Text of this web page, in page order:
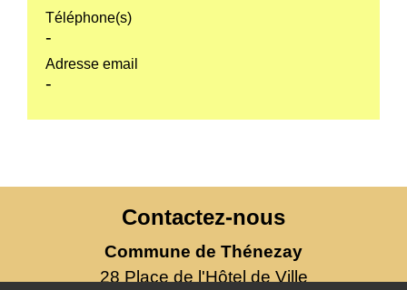
Téléphone(s)
-
Adresse email
-
Contactez-nous
Commune de Thénezay
28 Place de l'Hôtel de Ville